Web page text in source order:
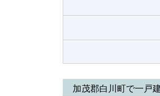
加茂郡白川町で一戸